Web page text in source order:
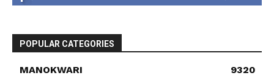
POPULAR CATEGORIES
MANOKWARI
9320